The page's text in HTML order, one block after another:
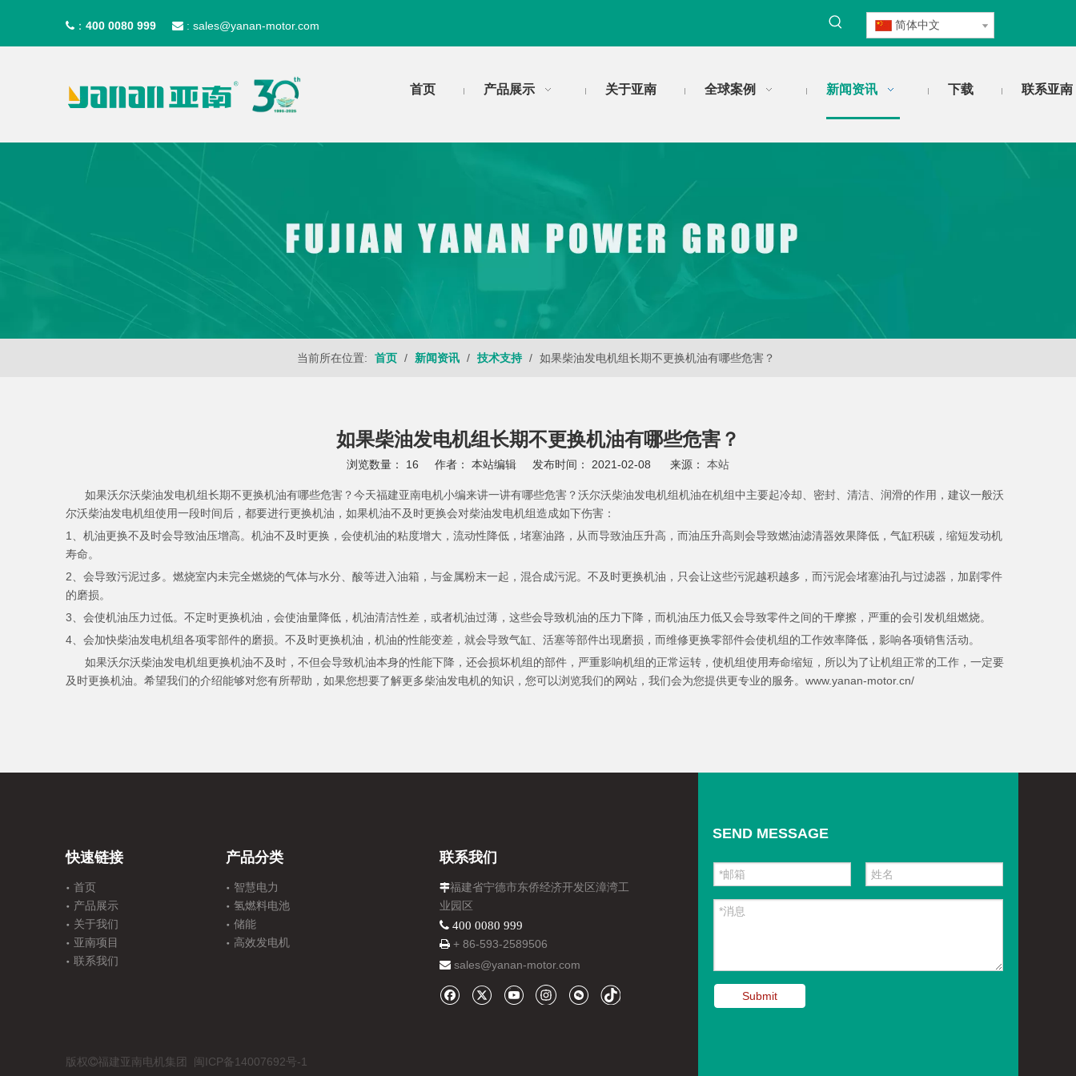
： 400 0080 999  : sales@yanan-motor.com 简体中文
首页 产品展示 关于亚南 全球案例 新闻资讯 下载 联系亚南
当前所在位置: 首页 / 新闻资讯 / 技术支持 / 如果柴油发电机组长期不更换机油有哪些危害？
如果柴油发电机组长期不更换机油有哪些危害？
浏览数量： 16 作者： 本站编辑 发布时间： 2021-02-08 来源： 本站
["wechat","weibo","qzone","douban","email"]
如果沃尔沃柴油发电机组长期不更换机油有哪些危害？今天福建亚南电机小编来讲一讲有哪些危害？沃尔沃柴油发电机组机油在机组中主要起冷却、密封、清洁、润滑的作用，建议一般沃
尔沃柴油发电机组使用一段时间后，都要进行更换机油，如果机油不及时更换会对柴油发电机组造成如下伤害：
1、机油更换不及时会导致油压增高。机油不及时更换，会使机油的粘度增大，流动性降低，堵塞油路，从而导致油压升高，而油压升高则会导致燃油滤清器效果降低，气缸积碳，缩短发动机
寿命。
2、会导致污泥过多。燃烧室内未完全燃烧的气体与水分、酸等进入油箱，与金属粉末一起，混合成污泥。不及时更换机油，只会让这些污泥越积越多，而污泥会堵塞油孔与过滤器，加剧零件
的磨损。
3、会使机油压力过低。不定时更换机油，会使油量降低，机油清洁性差，或者机油过薄，这些会导致机油的压力下降，而机油压力低又会导致零件之间的干摩擦，严重的会引发机组燃烧。
4、会加快柴油发电机组各项零部件的磨损。不及时更换机油，机油的性能变差，就会导致气缸、活塞等部件出现磨损，而维修更换零部件会使机组的工作效率降低，影响各项销售活动。
如果沃尔沃柴油发电机组更换机油不及时，不但会导致机油本身的性能下降，还会损坏机组的部件，严重影响机组的正常运转，使机组使用寿命缩短，所以为了让机组正常的工作，一定要
及时更换机油。希望我们的介绍能够对您有所帮助，如果您想要了解更多柴油发电机的知识，您可以浏览我们的网站，我们会为您提供更专业的服务。www.yanan-motor.cn/
快速链接
首页
产品展示
关于我们
亚南项目
联系我们
产品分类
智慧电力
氢燃料电池
储能
高效发电机
联系我们
福建省宁德市东侨经济开发区漳湾工
业园区
 400 0080 999
 + 86-593-2589506
 sales@yanan-motor.com
版权福建亚南电机集团 闽ICP备14007692号-1
SEND MESSAGE
Submit